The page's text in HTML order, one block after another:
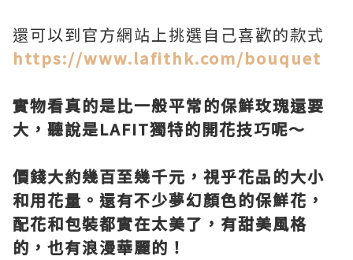
還可以到官方網站上挑選自己喜歡的款式
https://www.lafithk.com/bouquet
實物看真的是比一般平常的保鮮玫瑰還要
大，聽說是LAFIT獨特的開花技巧呢～
價錢大約幾百至幾千元，視乎花品的大小
和用花量。還有不少夢幻顏色的保鮮花，
配花和包裝都實在太美了，有甜美風格
的，也有浪漫華麗的！